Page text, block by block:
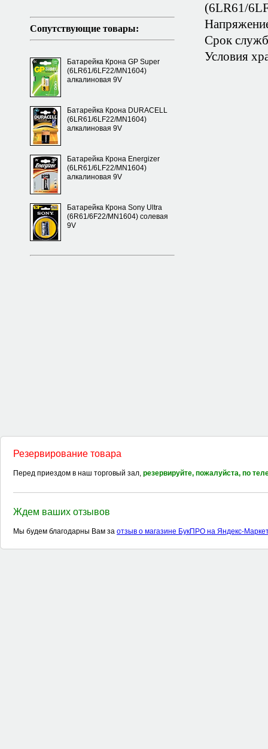
Сопутствующие товары:
Батарейка Крона GP Super
(6LR61/6LF22/MN1604)
алкалиновая 9V
Батарейка Крона DURACELL
(6LR61/6LF22/MN1604)
алкалиновая 9V
Батарейка Крона Energizer
(6LR61/6LF22/MN1604)
алкалиновая 9V
Батарейка Крона Sony Ultra
(6R61/6F22/MN1604) солевая
9V
(6LR61/
Срок
Условия
Резервирование товара
Перед приездом в наш торговый зал, резервируйте, пожалуйста, по
Ждем ваших отзывов
Мы будем благодарны Вам за отзыв о магазине БукПРО на Яндекс-